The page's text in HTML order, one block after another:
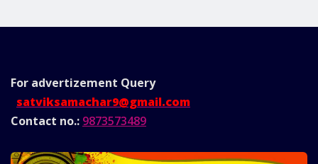
For advertizement Query
satviksamachar9@gmail.com
Contact no.: 9873573489